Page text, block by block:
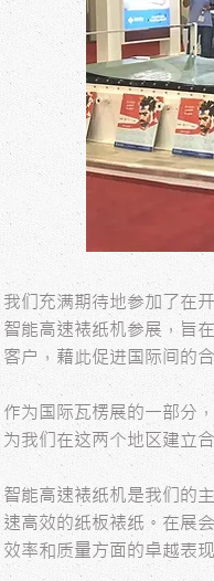
我们充满期待地参加了在
智能高速裱纸机参展，旨
客户，藉此促进国际间的
作为国际瓦楞展的一部分
为我们在这两个地区建立
智能高速裱纸机是我们的
速高效的纸板裱纸。在展
效率和质量方面的卓越表